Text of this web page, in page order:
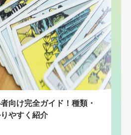
向け完全ガイド！種類・
やすく紹介